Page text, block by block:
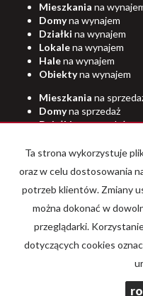
Mieszkania na
Domyna wynajem
Działki na wynajem
Lokalena wynajem
Halena wynajem
Obiektyna wynajem
Mieszkania na
Domyna sprzedaż
Działkina sprzedaż
Halena sprzedaż
Strona główna O firmie Kup
Kontakt
Ta strona wykorzystuje
oraz w celu dostosowania
potrzeb klientów. Zmiany
można dokonać w
przeglądarki.
dotyczących cookies